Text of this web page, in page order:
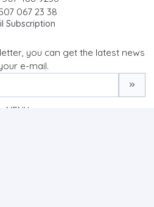
067 23 38
Subscription
you can get the latest news
e-mail.
MENU